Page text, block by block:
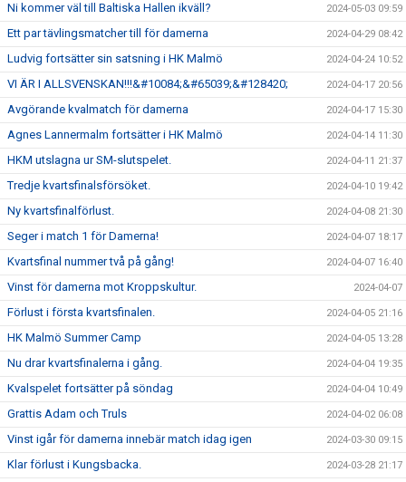
Ni kommer väl till Baltiska Hallen ikväll? 2024-05-03 09:59
Ett par tävlingsmatcher till för damerna 2024-04-29 08:42
Ludvig fortsätter sin satsning i HK Malmö 2024-04-24 10:52
VI ÄR I ALLSVENSKAN!!!&#10084;&#65039;&#128420; 2024-04-17 20:56
Avgörande kvalmatch för damerna 2024-04-17 15:30
Agnes Lannermalm fortsätter i HK Malmö 2024-04-14 11:30
HKM utslagna ur SM-slutspelet. 2024-04-11 21:37
Tredje kvartsfinalsförsöket. 2024-04-10 19:42
Ny kvartsfinalförlust. 2024-04-08 21:30
Seger i match 1 för Damerna! 2024-04-07 18:17
Kvartsfinal nummer två på gång! 2024-04-07 16:40
Vinst för damerna mot Kroppskultur. 2024-04-07
Förlust i första kvartsfinalen. 2024-04-05 21:16
HK Malmö Summer Camp 2024-04-05 13:28
Nu drar kvartsfinalerna i gång. 2024-04-04 19:35
Kvalspelet fortsätter på söndag 2024-04-04 10:49
Grattis Adam och Truls 2024-04-02 06:08
Vinst igår för damerna innebär match idag igen 2024-03-30 09:15
Klar förlust i Kungsbacka. 2024-03-28 21:17